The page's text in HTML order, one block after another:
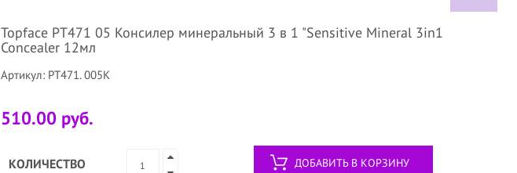
Topface PT471 05 Консилер минеральный 3 в 1 "Sensitive Mineral 3in1
Concealer 12мл
Артикул: PT471. 005K
510.00 руб.
КОЛИЧЕСТВО ДОБАВИТЬ В КОРЗИНУ